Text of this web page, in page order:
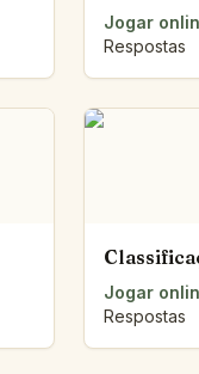
Jogar
Respostas
Jogar
Respostas